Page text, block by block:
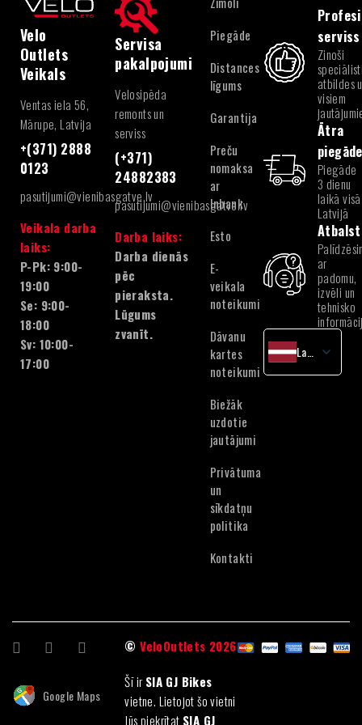
Velo
Outlets
Veikals
Ventas iela 56,
Mārupe, Latvija
+(371) 2888
0123
pasutijumi@vienibasgatve.lv
Veikala darba
laiks:
P-Pk: 9:00-
19:00
Se: 9:00-
18:00
Sv: 10:00-
17:00
Servisa
pakalpojumi
Velosipēda
remonts un
serviss
(+371)
24882383
pasutijumi@vienibasgatve.lv
Darba laiks:
Darba dienās
pēc
pieraksta.
Lūgums
zvanīt.
Piegāde
Distances
līgums
Garantija
Preču
nomaksa
ar
Inbank
Esto
E-
veikala
noteikumi
Dāvanu
kartes
noteikumi
Biežāk
uzdotie
jautājumi
Privātuma
un
sīkdatņu
politika
Kontakti
serviss
Zinoši
atbildes
visiem
Ātra
piegāde
Piegāde
3 dienu
laikā visā
Latvijā
ar
padomu,
izvēli un
tehnisko
English
Google Maps
©VeloOutlets 2026
Šī irSIA GJ Bikes
vietne. Lietojot šo vietni
Jūs piekrītat SIA GJ